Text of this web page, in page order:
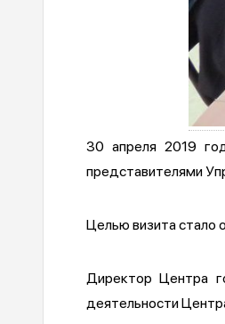
30 апреля 2019
представителями
Целью визита стало
Директор Центра
деятельности